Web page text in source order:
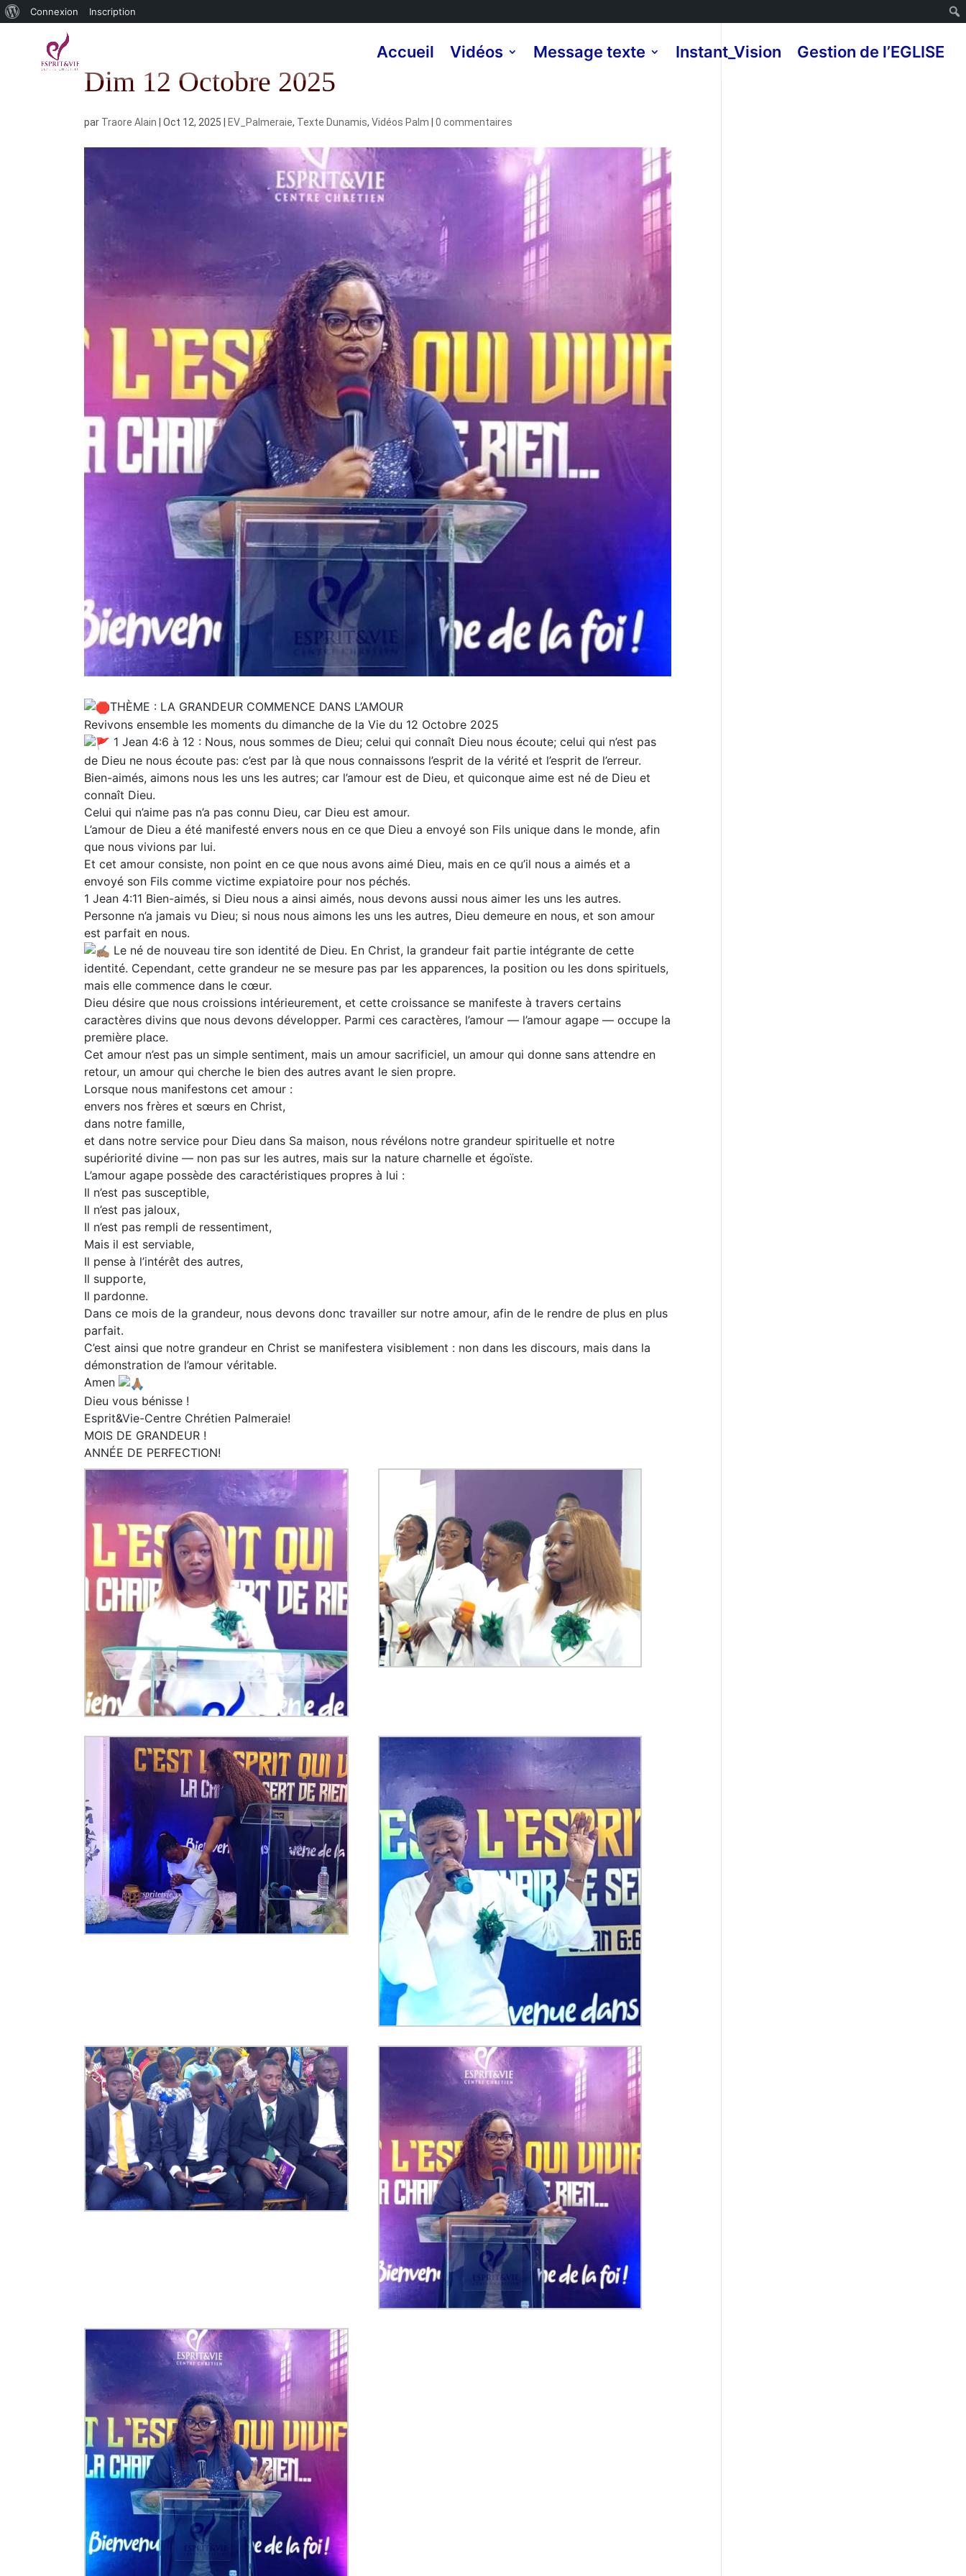
Accueil Vidéos Message texte Instant_Vision Gestion de l’EGLISE
Dim 12 Octobre 2025
par Traore Alain Oct 12, 2025 EV_Palmeraie, Texte Dunamis, Vidéos Palm 0 commentaires
THÈME : LA GRANDEUR COMMENCE DANS L’AMOUR
Revivons ensemble les moments du dimanche de la Vie du 12 Octobre 2025
1 Jean 4:6 à 12 : Nous, nous sommes de Dieu; celui qui connaît Dieu nous écoute; celui qui n’est pas
de Dieu ne nous écoute pas: c’est par là que nous connaissons l’esprit de la vérité et l’esprit de l’erreur.
Bien-aimés, aimons nous les uns les autres; car l’amour est de Dieu, et quiconque aime est né de Dieu et
connaît Dieu.
Celui qui n’aime pas n’a pas connu Dieu, car Dieu est amour.
L’amour de Dieu a été manifesté envers nous en ce que Dieu a envoyé son Fils unique dans le monde, afin
que nous vivions par lui.
Et cet amour consiste, non point en ce que nous avons aimé Dieu, mais en ce qu’il nous a aimés et a
envoyé son Fils comme victime expiatoire pour nos péchés.
1 Jean 4:11 Bien-aimés, si Dieu nous a ainsi aimés, nous devons aussi nous aimer les uns les autres.
Personne n’a jamais vu Dieu; si nous nous aimons les uns les autres, Dieu demeure en nous, et son amour
est parfait en nous.
Le né de nouveau tire son identité de Dieu. En Christ, la grandeur fait partie intégrante de cette
identité. Cependant, cette grandeur ne se mesure pas par les apparences, la position ou les dons spirituels,
mais elle commence dans le cœur.
Dieu désire que nous croissions intérieurement, et cette croissance se manifeste à travers certains
caractères divins que nous devons développer. Parmi ces caractères, l’amour — l’amour agape — occupe la
première place.
Cet amour n’est pas un simple sentiment, mais un amour sacrificiel, un amour qui donne sans attendre en
retour, un amour qui cherche le bien des autres avant le sien propre.
Lorsque nous manifestons cet amour :
envers nos frères et sœurs en Christ,
dans notre famille,
et dans notre service pour Dieu dans Sa maison, nous révélons notre grandeur spirituelle et notre
supériorité divine — non pas sur les autres, mais sur la nature charnelle et égoïste.
L’amour agape possède des caractéristiques propres à lui :
Il n’est pas susceptible,
Il n’est pas jaloux,
Il n’est pas rempli de ressentiment,
Mais il est serviable,
Il pense à l’intérêt des autres,
Il supporte,
Il pardonne.
Dans ce mois de la grandeur, nous devons donc travailler sur notre amour, afin de le rendre de plus en plus
parfait.
C’est ainsi que notre grandeur en Christ se manifestera visiblement : non dans les discours, mais dans la
démonstration de l’amour véritable.
Amen
Dieu vous bénisse !
Esprit&Vie-Centre Chrétien Palmeraie!
MOIS DE GRANDEUR !
ANNÉE DE PERFECTION!
Connexion Inscription